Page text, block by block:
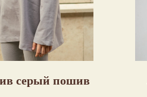
серый пошив